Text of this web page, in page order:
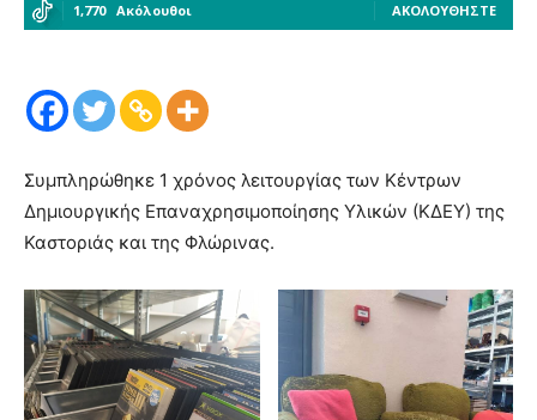
1,770 Ακόλουθοι ΑΚΟΛΟΥΘΉΣΤΕ
Συμπληρώθηκε 1 χρόνος λειτουργίας των Κέντρων
Δημιουργικής Επαναχρησιμοποίησης Υλικών (ΚΔΕΥ) της
Καστοριάς και της Φλώρινας.